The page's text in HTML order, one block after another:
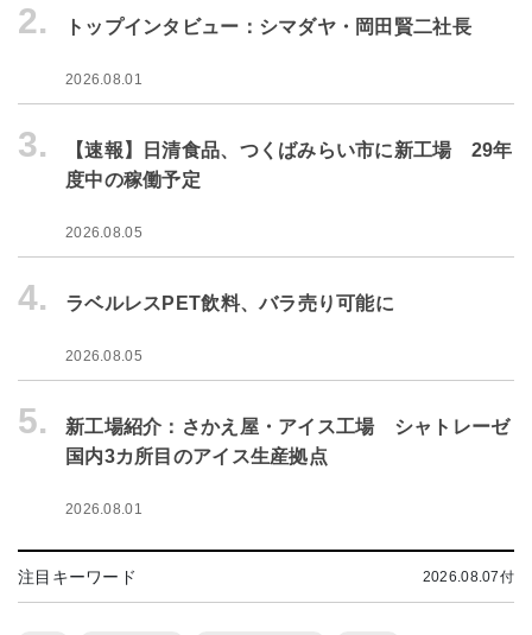
2. トップインタビュー：シマダヤ・岡田賢二社長
2026.08.01
3.
【速報】日清食品、つくばみらい市に新工場 29年
度中の稼働予定
2026.08.05
4. ラベルレスPET飲料、バラ売り可能に
2026.08.05
5.
新工場紹介：さかえ屋・アイス工場 シャトレーゼ
国内3カ所目のアイス生産拠点
2026.08.01
注目キーワード 2026.08.07付